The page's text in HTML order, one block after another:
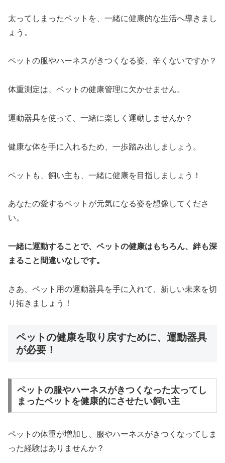
太ってしまったペットを、一緒に健康的な生活へ導きまし
ょう。
ペットの服やハーネスがきつくなる姿、辛くないですか？
体重測定は、ペットの健康管理に欠かせません。
運動器具を使って、一緒に楽しく運動しませんか？
健康な体を手に入れるため、一歩踏み出しましょう。
ペットも、飼い主も、一緒に健康を目指しましょう！
あなたの愛するペットが元気になる姿を想像してくださ
い。
一緒に運動することで、ペットの健康はもちろん、絆も深
まること間違いなしです。
さあ、ペット用の運動器具を手に入れて、新しい未来を切
り拓きましょう！
ペットの健康を取り戻すために、運動器具
が必要！
ペットの服やハーネスがきつくなった太ってし
まったペットを健康的にさせたい飼い主
ペットの体重が増加し、服やハーネスがきつくなってしま
った経験はありませんか？